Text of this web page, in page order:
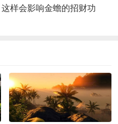
样会影响金蟾的招财功